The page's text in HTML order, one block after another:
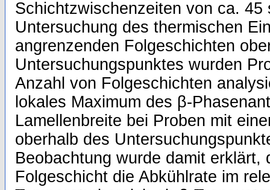
Schichtzwischenzeiten von ca.
Untersuchung des thermischen
angrenzenden Folgeschichten
Untersuchungspunktes wurden
Anzahl von Folgeschichten
lokales Maximum des β-
Lamellenbreite bei Proben mit
oberhalb des
Beobachtung wurde damit erklärt,
Folgeschicht die Abkühlrate im